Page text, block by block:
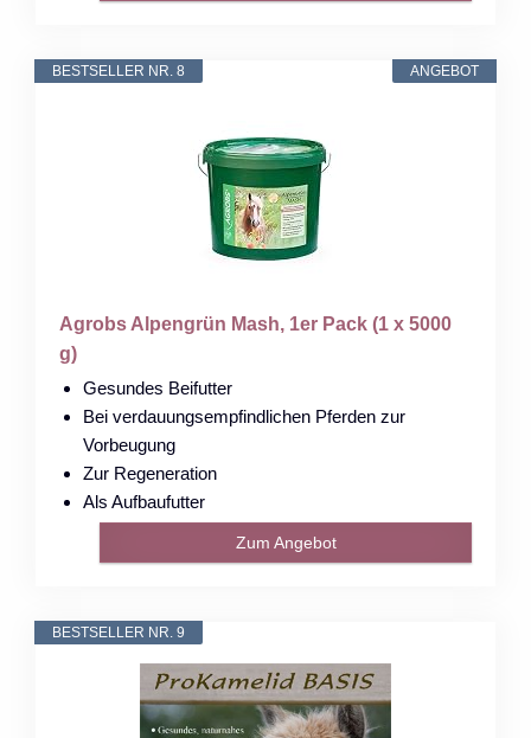
ANGEBOT
BESTSELLER NR. 8
Agrobs Alpengrün Mash, 1er Pack (1 x 5000
g)
Gesundes Beifutter
Bei verdauungsempfindlichen Pferden zur
Vorbeugung
Zur Regeneration
Als Aufbaufutter
Zum Angebot
BESTSELLER NR. 9